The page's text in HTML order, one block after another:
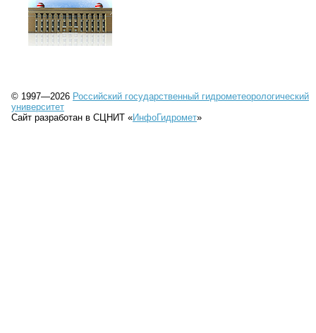
© 1997—2026 Российский государственный гидрометеорологический
университет
Сайт разработан в СЦНИТ «ИнфоГидромет»